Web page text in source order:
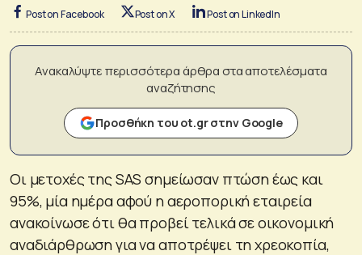
Post on Facebook Post on X Post on LinkedIn
Ανακαλύψτε περισσότερα άρθρα στα αποτελέσματα
αναζήτησης
Προσθήκη του ot.gr στην Google
Οι μετοχές της SAS σημείωσαν πτώση έως και
95%, μία ημέρα αφού η αεροπορική εταιρεία
ανακοίνωσε ότι θα προβεί τελικά σε οικονομική
αναδιάρθρωση για να αποτρέψει τη χρεοκοπία,